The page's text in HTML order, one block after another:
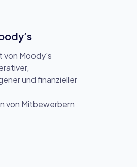
von Moody's
und finanzieller
von Mitbewerbern